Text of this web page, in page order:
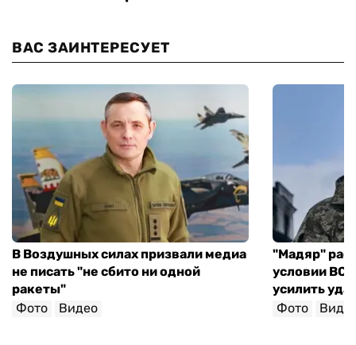
ВАС ЗАИНТЕРЕСУЕТ
В Воздушных силах призвали медиа
не писать "не сбито ни одной
ракеты"
Фото
Видео
"Мадяр"
условии
усилить
Фото